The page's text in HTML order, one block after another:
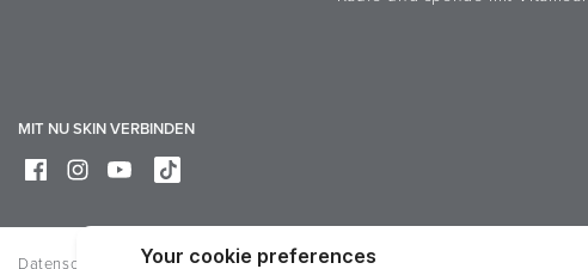
MIT NU SKIN VERBINDEN
Datenschutz Rechtliche Hinweise Trademarks